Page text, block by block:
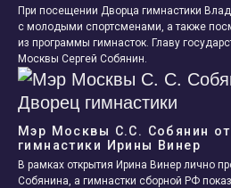
При посещении Дворца гимнастики
с молодыми спортсменами, а также
из программы гимнасток. Главу
Москвы Сергей Собянин.
Мэр Москвы С.С. Собянин
гимнастики Ирины Винер
В рамках открытия Ирина Винер лично
Собянина, а гимнастки сборной РФ